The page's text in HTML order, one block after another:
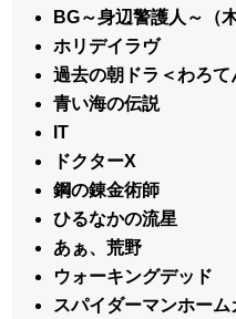
BG～身辺警護人～（
ホリデイラヴ
過去の朝ドラ＜わろて
青い海の伝説
IT
ドクターX
鋼の錬金術師
ひるなかの流星
あぁ、荒野
ウォーキングデッド
スパイダーマンホーム